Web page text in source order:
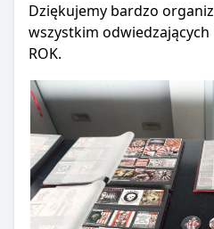
Dziękujemy bardzo
wszystkim odwiedzających
ROK.